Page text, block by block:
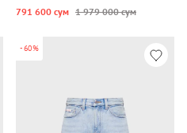
791 600 сум 1 979 000 сум
-60%